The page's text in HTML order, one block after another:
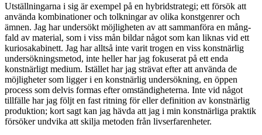
Utställningarna i sig är exempel på en hybridstrategi; ett försök att
använda kombinationer och tolkningar av olika konstgenrer och
ämnen. Jag har undersökt möjligheten av att sammanföra en mång-
fald av material, som i viss mån bildar något som kan liknas vid ett
kuriosakabinett. Jag har alltså inte varit trogen en viss konstnärlig
undersökningsmetod, inte heller har jag fokuserat på ett enda
konstnärligt medium. Istället har jag strävat efter att använda de
möjligheter som ligger i en konstnärlig undersökning, en öppen
process som delvis formas efter omständigheterna. Inte vid något
tillfälle har jag följt en fast ritning för eller definition av konstnärlig
produktion; kort sagt kan jag hävda att jag i min konstnärliga praktik
försöker undvika att skilja metoden från livserfarenheter.